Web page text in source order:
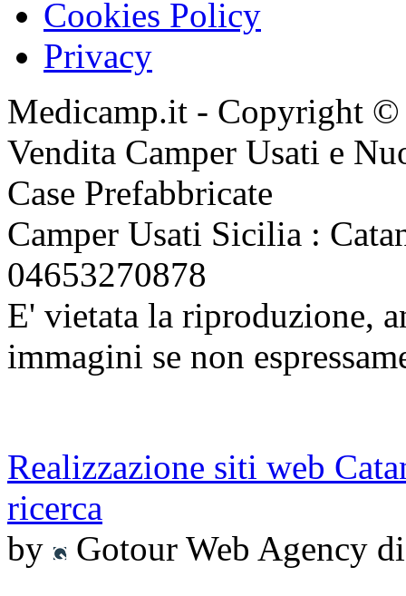
Cookies Policy
Privacy
Medicamp.it - Copyright ©
Vendita Camper Usati e
Case Prefabbricate
Camper Usati Sicilia :
04653270878
E' vietata la riproduzione,
immagini se non
Realizzazione siti web
ricerca
by
Gotour Web Agency